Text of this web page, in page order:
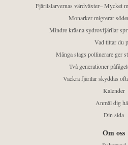
Fjärilslarvernas värdväxter– Mycket
Monarker migrerar
Mindre kräsna sydrovfjärilar
Vad tittar du
Många slags pollinerare ger
Två generationer
Vackra fjärilar skyddas
Kalender
Anmäl dig
Din sida
Om oss